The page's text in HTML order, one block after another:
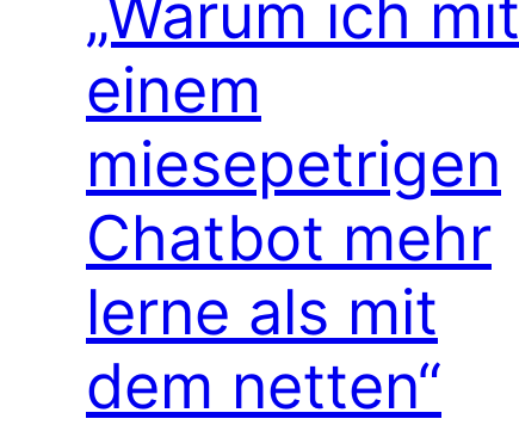
„Warum ich mit
einem
miesepetrigen
Chatbot mehr
lerne als mit
dem netten“